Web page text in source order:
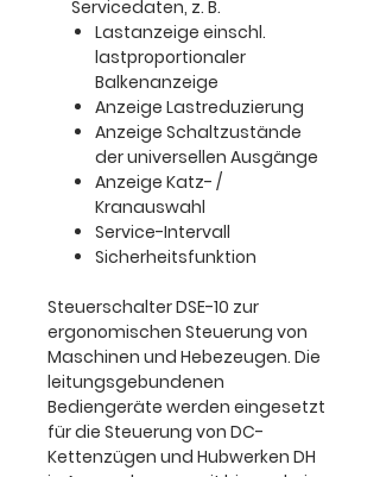
Servicedaten, z. B.
Lastanzeige einschl.
lastproportionaler
Balkenanzeige
Anzeige Lastreduzierung
Anzeige Schaltzustände
der universellen Ausgänge
Anzeige Katz- /
Kranauswahl
Service-Intervall
Sicherheitsfunktion
Steuerschalter DSE-10 zur
ergonomischen Steuerung von
Maschinen und Hebezeugen. Die
leitungsgebundenen
Bediengeräte werden eingesetzt
für die Steuerung von DC-
Kettenzügen und Hubwerken DH